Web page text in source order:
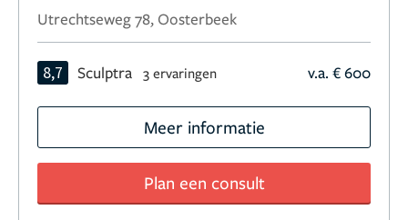
Utrechtseweg 78, Oosterbeek
8,7 Sculptra 3 ervaringen v.a. € 600
Meer informatie
Plan een consult